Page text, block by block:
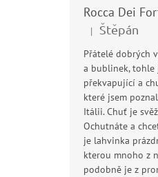
Hodnocení
| Štěpán
Přátelé dobrých
a bublinek, tohle
překvapující a
které jsem
Itálii. Chuť je
Ochutnáte a
je lahvinka
kterou mnoho z
podobně je z